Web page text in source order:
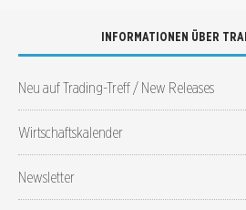
INFORMATIONEN ÜBER
Neu auf Trading-Treff / New Releases
Wirtschaftskalender
Newsletter